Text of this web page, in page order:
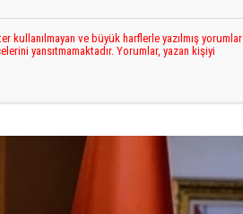
kullanılmayan ve büyük harflerle yazılmış yorumlar
yansıtmamaktadır. Yorumlar, yazan kişiyi